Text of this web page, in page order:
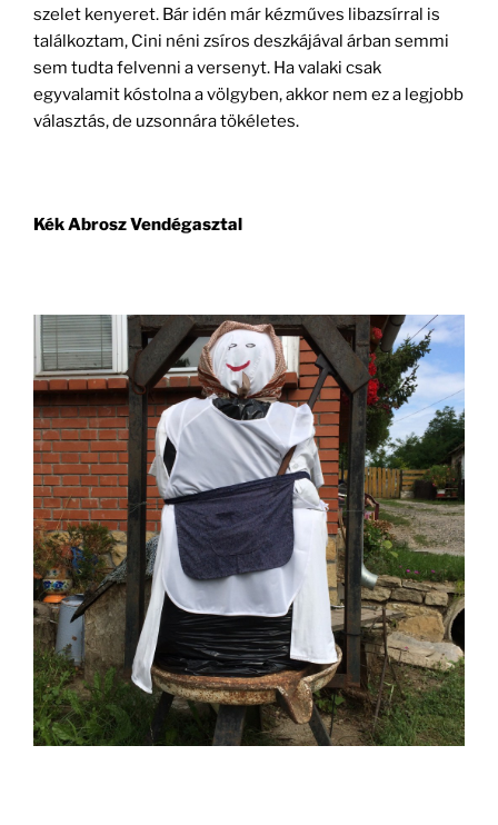
szelet kenyeret. Bár idén már kézműves libazsírral is
találkoztam, Cini néni zsíros deszkájával árban semmi
sem tudta felvenni a versenyt. Ha valaki csak
egyvalamit kóstolna a völgyben, akkor nem ez a legjobb
választás, de uzsonnára tökéletes.
Kék Abrosz Vendégasztal